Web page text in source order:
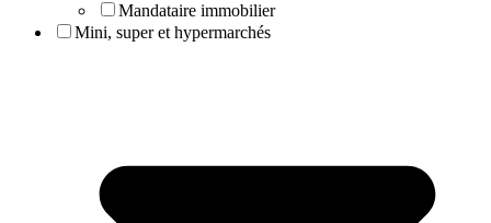
Mandataire immobilier
Mini, super et hypermarchés